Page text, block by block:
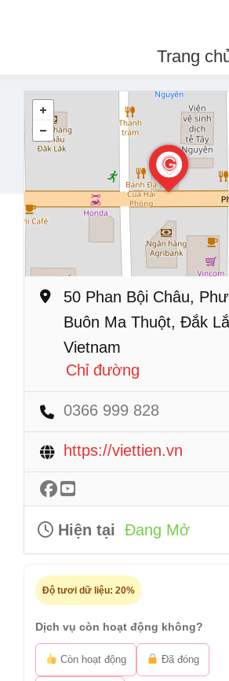
Trang
50 Phan Bội Châu,
Buôn Ma Thuột, Đắk
Vietnam
Chỉ đường
0366 999 828
https://viettien.vn
Hiện tại Đang Mở
Độ tươi dữ liệu: 20%
Dịch vụ còn hoạt động không?
Còn hoạt động Đã đóng